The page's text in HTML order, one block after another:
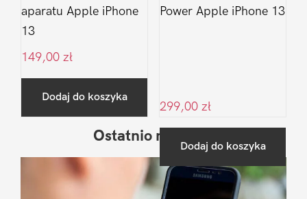
aparatu Apple iPhone
13
149,00 zł
Dodaj do koszyka
Power Apple iPhone 13
299,00 zł
Dodaj do koszyka
Sidebar
Ostatnio na blogu